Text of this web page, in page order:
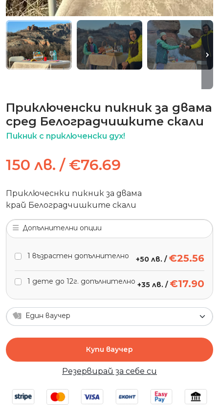
Приключенски пикник за двама
сред Белоградчишките скали
Пикник с приключенски дух!
150 лв. / €76.69
Приключеснки пикник за двама
край Белоградчишките скали
Допълнителни опции
1 възрастен допълнително +50 лв. / €25.56
1 дете до 12г. допълнително +35 лв. / €17.90
Един ваучер
Купи ваучер
Резервирай за себе си